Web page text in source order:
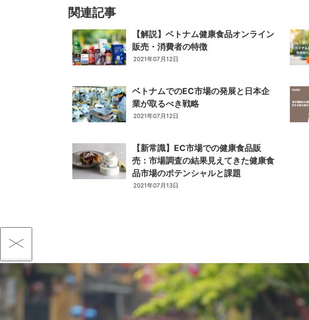
関連記事
【解説】ベトナム健康食品オンライン
販売・消費者の特徴
2021年07月12日
ベトナムでのEC市場の発展と日本企
業が取るべき戦略
2021年07月12日
【新常識】EC市場での健康食品販
売：市場調査の結果見えてきた健康食
品市場のポテンシャルと課題
2021年07月13日